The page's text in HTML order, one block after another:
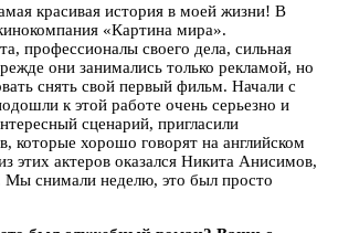
красивая история в моей жизни! В
«Картина мира».
профессионалы своего дела, сильная
они занимались только рекламой, но
снять свой первый фильм. Начали с
к этой работе очень серьезно и
сценарий, пригласили
которые хорошо говорят на английском
этих актеров оказался Никита Анисимов,
снимали неделю, это был просто